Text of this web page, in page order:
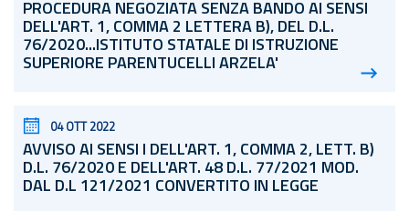
PROCEDURA NEGOZIATA SENZA BANDO AI SENSI
DELL'ART. 1, COMMA 2 LETTERA B), DEL D.L.
76/2020...ISTITUTO STATALE DI ISTRUZIONE
SUPERIORE PARENTUCELLI ARZELA'
04 OTT 2022
AVVISO AI SENSI I DELL'ART. 1, COMMA 2, LETT. B)
D.L. 76/2020 E DELL'ART. 48 D.L. 77/2021 MOD.
DAL D.L 121/2021 CONVERTITO IN LEGGE